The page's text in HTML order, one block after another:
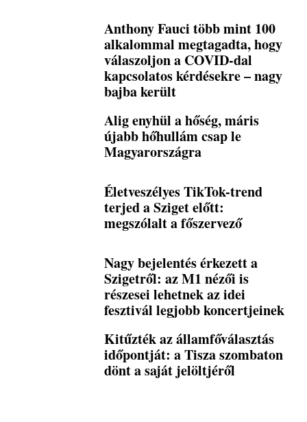
Anthony Fauci több mint 100
alkalommal megtagadta, hogy
válaszoljon a COVID-dal
kapcsolatos kérdésekre – nagy
bajba került
Alig enyhül a hőség, máris
újabb hőhullám csap le
Magyarországra
Életveszélyes TikTok-trend
terjed a Sziget előtt:
megszólalt a főszervező
Nagy bejelentés érkezett a
Szigetről: az M1 nézői is
részesei lehetnek az idei
fesztivál legjobb koncertjeinek
Kitűzték az államfőválasztás
időpontját: a Tisza szombaton
dönt a saját jelöltjéről